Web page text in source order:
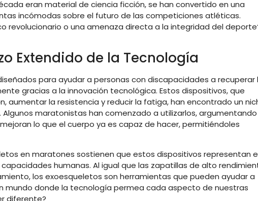
eran material de ciencia ficción, se han convertido en una
incómodas sobre el futuro de las competiciones atléticas.
revolucionario o una amenaza directa a la integridad del
Extendido de la Tecnología
para ayudar a personas con discapacidades a recuperar
gracias a la innovación tecnológica. Estos dispositivos, que
aumentar la resistencia y reducir la fatiga, han encontrado un
maratonistas han comenzado a utilizarlos, argumentando
lo que el cuerpo ya es capaz de hacer, permitiéndoles
en maratones sostienen que estos dispositivos representan
humanas. Al igual que las zapatillas de alto
los exoesqueletos son herramientas que pueden ayudar a
mundo donde la tecnología permea cada aspecto de nuestras
diferente?